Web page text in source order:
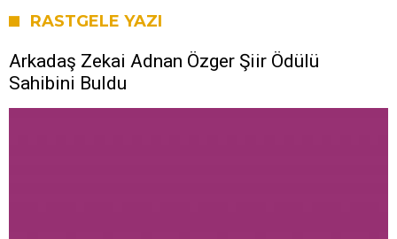
RASTGELE YAZI
Arkadaş Zekai Adnan Özger Şiir Ödülü
Sahibini Buldu